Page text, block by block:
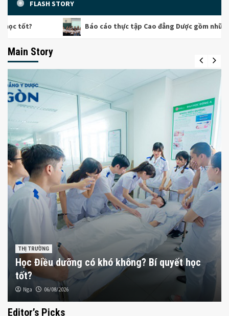
FLASH STORY
Báo cáo thực tập Cao đẳng Dược gồm những gì? Cách
Main Story
THỊ TRƯỜNG
Học Điều dưỡng có khó không? Bí quyết học
tốt?
Nga 06/08/2026
Editor’s Picks